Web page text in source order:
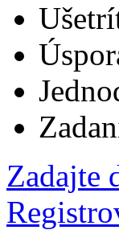
Zadajte